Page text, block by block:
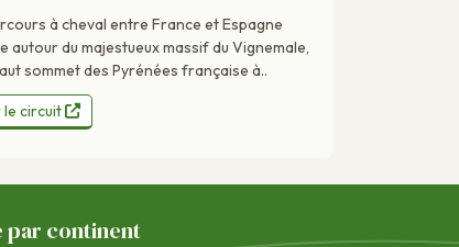
à cheval entre France et Espagne
autour du majestueux massif du Vignemale,
sommet des Pyrénées française à..
le circuit
continent